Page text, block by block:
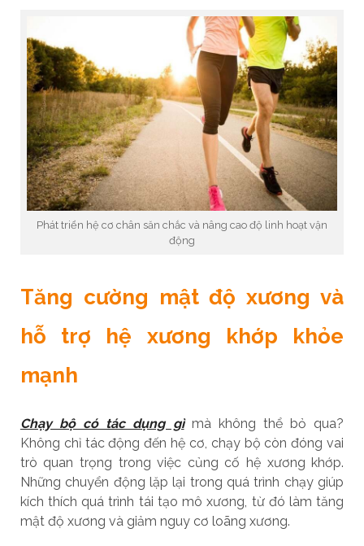
Phát triển hệ cơ chân săn chắc và nâng cao độ linh hoạt vận
động
Tăng cường mật độ xương và
hỗ trợ hệ xương khớp khỏe
mạnh
Chạy bộ có tác dụng gìmà không thể bỏ qua?
Không chỉ tác động đến hệ cơ, chạy bộ còn đóng vai
trò quan trọng trong việc củng cố hệ xương khớp.
Những chuyển động lặp lại trong quá trình chạy giúp
kích thích quá trình tái tạo mô xương, từ đó làm tăng
mật độ xương và giảm nguy cơ loãng xương.